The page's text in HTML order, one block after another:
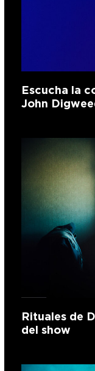
Escucha la
John
Rituales de
del show